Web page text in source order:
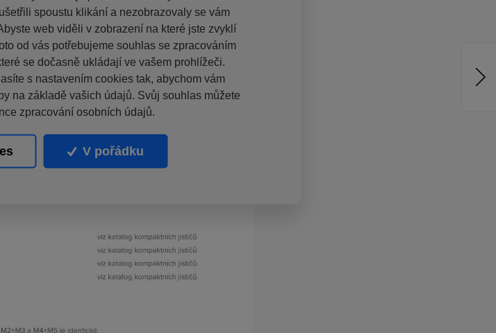
spoustu klikání a nezobrazovaly se vám
web viděli v zobrazení na které jste zvyklí
od vás potřebujeme souhlas se zpracováním
se dočasně ukládají ve vašem prohlížeči.
s nastavením cookies tak, abychom vám
na základě vašich údajů. Svůj souhlas můžete
zpracování osobních údajů.
V pořádku